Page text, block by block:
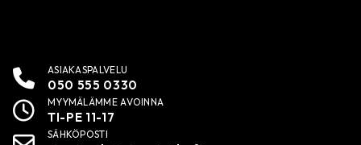
ASIAKASPALVELU
050 555 0330
MYYMÄLÄMME AVOINNA
TI-PE 11-17
SÄHKÖPOSTI